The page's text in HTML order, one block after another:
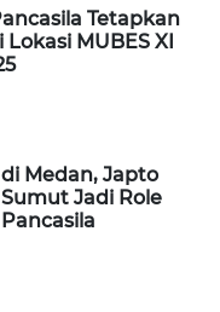
Tetapkan
MUBES XI
Medan, Japto
Jadi Role